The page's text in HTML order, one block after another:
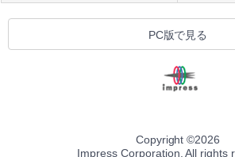
PC版で見る
Copyright ©2026
Impress Corporation. All rights